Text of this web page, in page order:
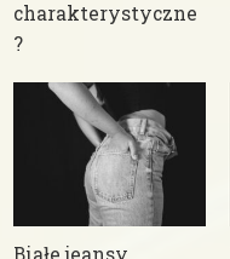
charakterystyczne
?